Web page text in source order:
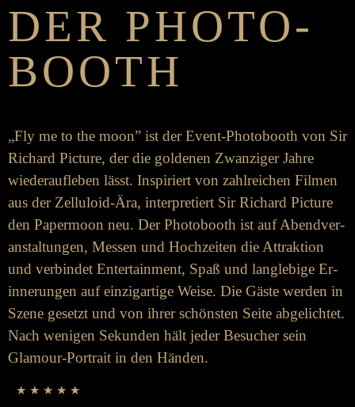
DER PHOTO­­
BOOTH
„Fly me to the moon” ist der Event-Photo­­­­booth von Sir
Richard Picture, der die goldenen Zwanziger Jahre
wieder­­­­auf­­­­leben lässt. Inspiriert von zahl­­­­reichen Filmen
aus der Zelluloid-Ära, inter­­pretiert Sir Richard Picture
den Paper­moon neu. Der Photo­­­­booth ist auf Abend­­­­ver­­­­
an­­­­stalt­­­ungen, Messen und Hoch­­­­zeiten die Attraktion
und ver­­­bindet Enter­­­­tain­­ment, Spaß und lang­­­­leb­ige Er­­­­
inner­­­ungen auf einzig­­­artige Weise. Die Gäste werden in
Szene ge­­­­setzt und von ihrer schönsten Seite ab­­­­ge­­­­lichtet.
Nach wenigen Sekunden hält jeder Be­­­sucher sein
Glamour-Portrait in den Händen.
★ ★ ★ ★ ★